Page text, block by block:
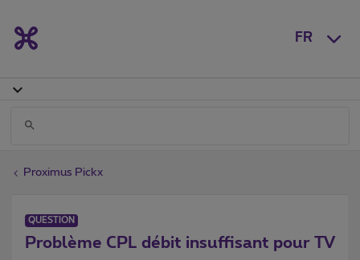
FR
Proximus Pickx
QUESTION
Problème CPL débit insuffisant pour TV